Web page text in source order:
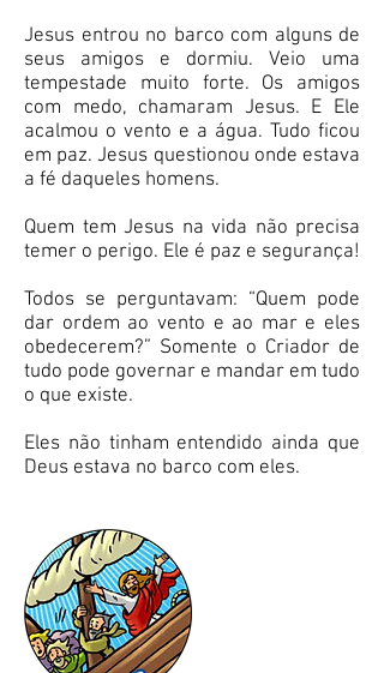
Jesus entrou no barco com alguns de
seus amigos e dormiu. Veio uma
tempestade muito forte. Os amigos
com medo, chamaram Jesus. E Ele
acalmou o vento e a água. Tudo ficou
em paz. Jesus questionou onde estava
a fé daqueles homens.
Quem tem Jesus na vida não precisa
temer o perigo. Ele é paz e segurança!
Todos se perguntavam: “Quem pode
dar ordem ao vento e ao mar e eles
obedecerem?” Somente o Criador de
tudo pode governar e mandar em tudo
o que existe.
Eles não tinham entendido ainda que
Deus estava no barco com eles.